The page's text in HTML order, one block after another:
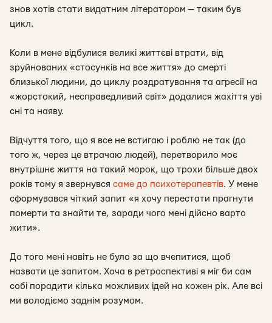
знов хотів стати видатним літератором — таким був
цикл.
Коли в мене відбулися великі життєві втрати, від
зруйнованих «стосунків на все життя» до смерті
близької людини, до циклу роздратування та агресії на
«жорстокий, несправедливий світ» додалися жахіття уві
сні та наяву.
Відчуття того, що я все не встигаю і роблю не так (до
того ж, через це втрачаю людей), перетворило моє
внутрішнє життя на такий морок, що трохи більше двох
років тому я звернувся саме до психотерапевтів. У мене
сформувався чіткий запит «я хочу перестати прагнути
померти та знайти те, заради чого мені дійсно варто
жити».
До того мені навіть не було за що вчепитися, щоб
назвати це запитом. Хоча в ретроспективі я міг би сам
собі порадити кілька можливих ідей на кожен рік. Але всі
ми володіємо заднім розумом.